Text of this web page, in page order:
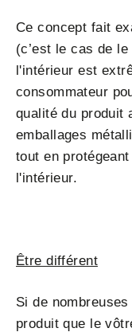
Ce concept fait
(c’est le cas de
l'intérieur est
consommateur
qualité du produit
emballages
tout en
l'intérieur.
Être différent
Si de
produit que le